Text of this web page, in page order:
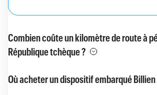
Combien coûte un kilomètre de route à
République tchèque ?
Où acheter un dispositif embarqué Billien